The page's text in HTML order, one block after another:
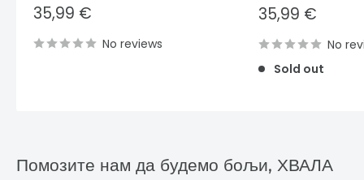
Sale
price
35,99 €
No reviews
Sale
price
35,99 €
No
Sold out
Помозите нам да будемо бољи, ХВАЛА